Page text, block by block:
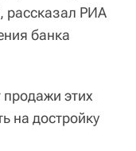
рассказал РИА
банка
продажи этих
на достройку